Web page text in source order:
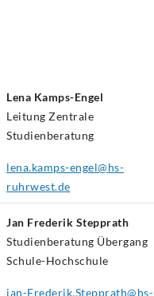
Lena Kamps-Engel
Leitung Zentrale
Studienberatung
lena.kamps-engel@hs-
ruhrwest.de
Jan Frederik Stepprath
Studienberatung Übergang
Schule-Hochschule
jan-Frederik.Stepprath@hs-